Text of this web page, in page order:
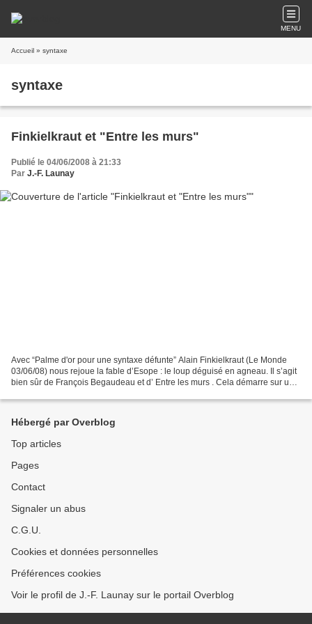
MENU
Accueil » syntaxe
syntaxe
Finkielkraut et "Entre les murs"
Publié le 04/06/2008 à 21:33
Par J.-F. Launay
Avec “Palme d'or pour une syntaxe défunte” Alain Finkielkraut (Le Monde
03/06/08) nous rejoue la fable d’Esope : le loup déguisé en agneau. Il s’agit
bien sûr de François Begaudeau et d’ Entre les murs . Cela démarre sur un
Hébergé par Overblog
Top articles
Pages
Contact
Signaler un abus
C.G.U.
Cookies et données personnelles
Préférences cookies
Voir le profil de J.-F. Launay sur le portail Overblog